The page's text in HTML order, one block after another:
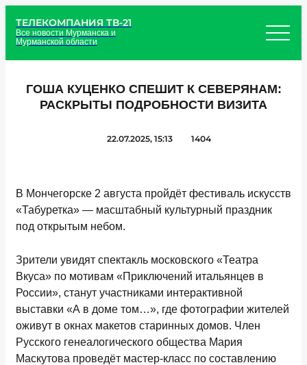
ТЕЛЕКОМПАНИЯ ТВ-21
Все новости Мурманска и
Мурманской области
ГОША КУЦЕНКО СПЕШИТ К СЕВЕРЯНАМ:
РАСКРЫТЫ ПОДРОБНОСТИ ВИЗИТА
22.07.2025, 15:13 1404
В Мончегорске 2 августа пройдёт фестиваль искусств
«Табуретка» — масштабный культурный праздник
под открытым небом.
Зрители увидят спектакль московского «Театра
Вкуса» по мотивам «Приключений итальянцев в
России», станут участниками интерактивной
выставки «А в доме том…», где фотографии жителей
оживут в окнах макетов старинных домов. Член
Русского генеалогического общества Мария
Маскутова проведёт мастер-класс по составлению